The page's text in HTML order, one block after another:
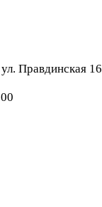
Правдинская 16